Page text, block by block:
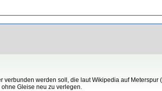
werden soll, die laut Wikipedia auf
Gleise neu zu verlegen.